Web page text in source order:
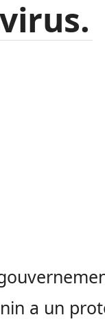
a un